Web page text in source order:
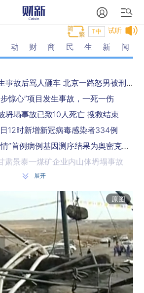
试听
T中
动财商民生新闻
驾车违规变道发生事故后骂人砸车 北京一路怒男被刑拘
惊心”项目发生事故，一死一伤
坍塌事故已致10人死亡 搜救结束
12时新增新冠病毒感染者334例
四川成都“7·22疫情”首例病例基因测序结果为奥密克戎变异株
肃景泰一煤矿企业内山体坍塌事故
解放军总医院王福生：接种新冠疫苗不会引起白血病和糖尿病
、半失能高龄老人也应积极接种疫苗
中国每一支疫苗来源可追，去向可查
国家卫健委：针对疫苗的大规模抗体检测 既无必要也不可行
唐山遵化警方通报打人事件：8名嫌疑人已到案，1人在抓捕
国家文物局：可利用文物建筑开办民宿、客栈、茶社等旅游休闲服务场所
区金石大道456号发生火灾
展开
原图